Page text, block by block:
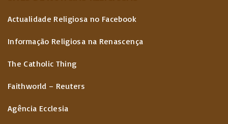
Actualidade Religiosa no Facebook
Informação Religiosa na Renascença
The Catholic Thing
Faithworld – Reuters
Agência Ecclesia